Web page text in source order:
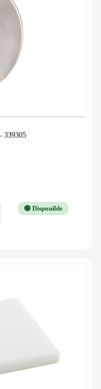
339305
🟢 Disponible